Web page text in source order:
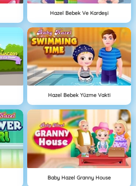
Hazel Bebek Ve Kardeşi
Hazel Bebek Yüzme Vakti
Baby Hazel Granny House